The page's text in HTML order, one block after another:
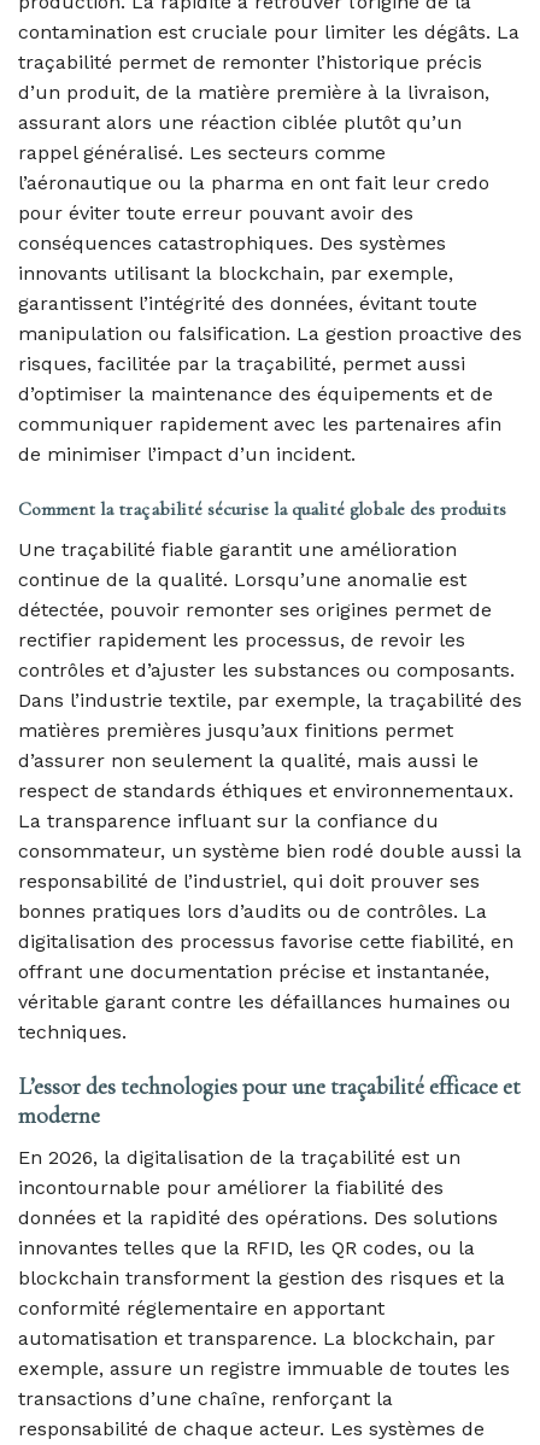
contamination est cruciale pour limiter les dégâts. La
traçabilité permet de remonter l’historique précis
d’un produit, de la matière première à la livraison,
assurant alors une réaction ciblée plutôt qu’un
rappel généralisé. Les secteurs comme
l’aéronautique ou la pharma en ont fait leur credo
pour éviter toute erreur pouvant avoir des
conséquences catastrophiques. Des systèmes
innovants utilisant la blockchain, par exemple,
garantissent l’intégrité des données, évitant toute
manipulation ou falsification. La gestion proactive des
risques, facilitée par la traçabilité, permet aussi
d’optimiser la maintenance des équipements et de
communiquer rapidement avec les partenaires afin
de minimiser l’impact d’un incident.
Comment la traçabilité sécurise la qualité globale des produits
Une traçabilité fiable garantit une amélioration
continue de la qualité. Lorsqu’une anomalie est
détectée, pouvoir remonter ses origines permet de
rectifier rapidement les processus, de revoir les
contrôles et d’ajuster les substances ou composants.
Dans l’industrie textile, par exemple, la traçabilité des
matières premières jusqu’aux finitions permet
d’assurer non seulement la qualité, mais aussi le
respect de standards éthiques et environnementaux.
La transparence influant sur la confiance du
consommateur, un système bien rodé double aussi la
responsabilité de l’industriel, qui doit prouver ses
bonnes pratiques lors d’audits ou de contrôles. La
digitalisation des processus favorise cette fiabilité, en
offrant une documentation précise et instantanée,
véritable garant contre les défaillances humaines ou
techniques.
L’essor des technologies pour une traçabilité efficace et
moderne
En 2026, la digitalisation de la traçabilité est un
incontournable pour améliorer la fiabilité des
données et la rapidité des opérations. Des solutions
innovantes telles que la RFID, les QR codes, ou la
blockchain transforment la gestion des risques et la
conformité réglementaire en apportant
automatisation et transparence. La blockchain, par
exemple, assure un registre immuable de toutes les
transactions d’une chaîne, renforçant la
responsabilité de chaque acteur. Les systèmes de